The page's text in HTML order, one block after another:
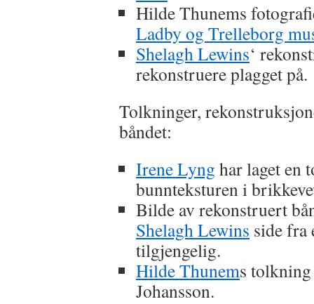
Hilde Thunems
Ladby og Trelleborg
Shelagh Lewins‘
rekonstruere plagget på.
Tolkninger,
båndet:
Irene Lyng har laget en
bunnteksturen i
Bilde av rekonstruert
Shelagh Lewins side fra
tilgjengelig.
Hilde Thunems
Johansson.